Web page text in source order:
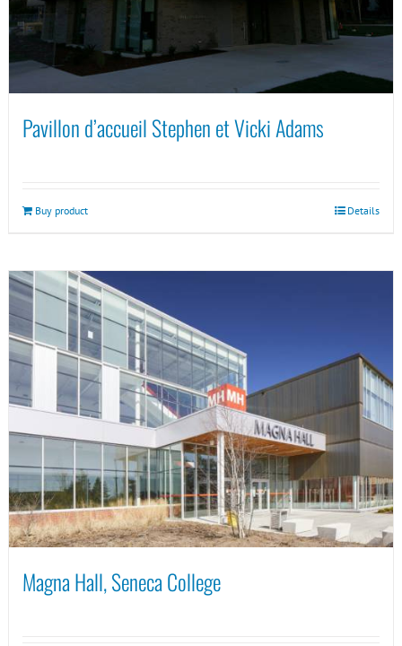
Pavillon d’accueil Stephen et Vicki Adams
Buy product Details
Magna Hall, Seneca College